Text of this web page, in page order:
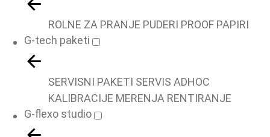
ROLNE ZA PRANJE PUDERI PROOF PAPIRI
G-tech paketi
SERVISNI PAKETI SERVIS ADHOC
KALIBRACIJE MERENJA RENTIRANJE
G-flexo studio